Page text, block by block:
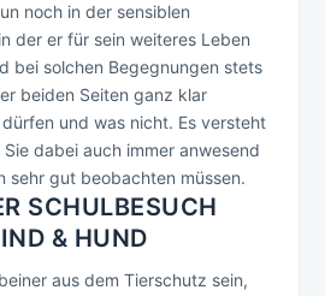
noch in der sensiblen
der er für sein weiteres Leben
bei solchen Begegnungen stets
beiden Seiten ganz klar
und was nicht. Es versteht
dabei auch immer anwesend
sehr gut beobachten müssen.
SCHULBESUCH
& HUND
aus dem Tierschutz sein,